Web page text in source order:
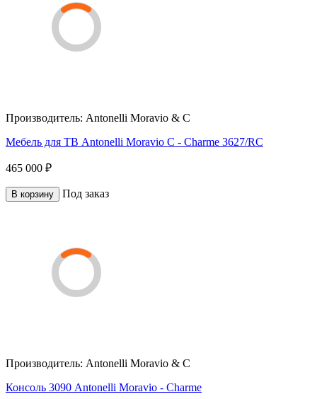
Производитель: Antonelli Moravio & C
Мебель для ТВ Antonelli Moravio C - Charme 3627/RC
465 000 ₽
В корзину Под заказ
Производитель: Antonelli Moravio & C
Консоль 3090 Antonelli Moravio - Charme